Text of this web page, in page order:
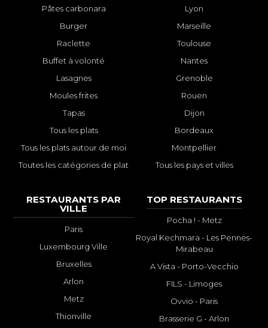
Pâtes carbonara
Burger
Raclette
Buffet à volonté
Lasagnes
Moules frites
Tapas
Tous les plats
Tous les plats autour de moi
Toutes les catégories de plat
Lyon
Marseille
Toulouse
Nantes
Grenoble
Rouen
Dijon
Bordeaux
Montpellier
Tous les pays et villes
RESTAURANTS PAR
VILLE
Paris
Luxembourg Ville
Bruxelles
Arlon
Metz
Thionville
TOP RESTAURANTS
Pocha ! - Metz
Royal Kechmara - Les Pennes-
Mirabeau
A Vista - Porto-Vecchio
FILS - Limoges
Ovvio - Paris
Brasserie G - Arlon